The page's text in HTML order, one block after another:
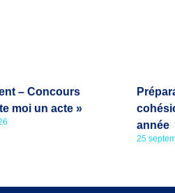
– Concours
moi un acte »
année
25